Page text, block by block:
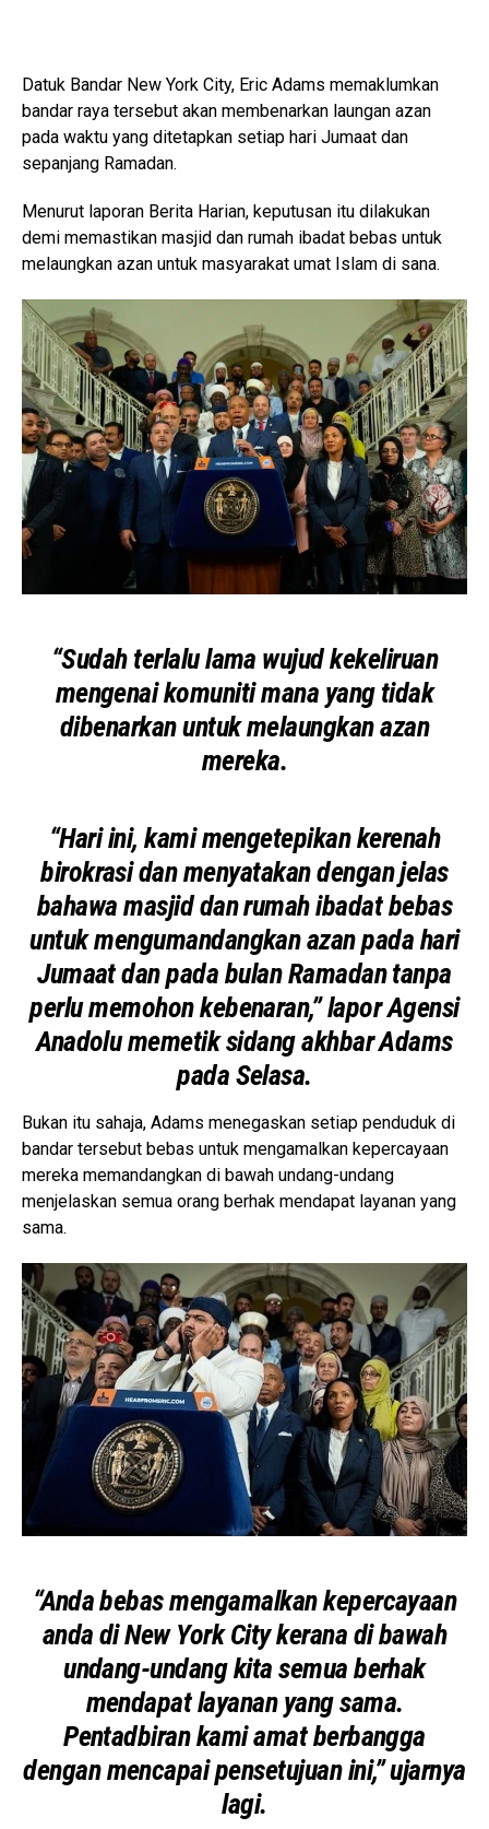
Datuk Bandar New York City, Eric Adams memaklumkan
bandar raya tersebut akan membenarkan laungan azan
pada waktu yang ditetapkan setiap hari Jumaat dan
sepanjang Ramadan.
Menurut laporan Berita Harian, keputusan itu dilakukan
demi memastikan masjid dan rumah ibadat bebas untuk
melaungkan azan untuk masyarakat umat Islam di sana.
“Sudah terlalu lama wujud kekeliruan
mengenai komuniti mana yang tidak
dibenarkan untuk melaungkan azan
mereka.
“Hari ini, kami mengetepikan kerenah
birokrasi dan menyatakan dengan jelas
bahawa masjid dan rumah ibadat bebas
untuk mengumandangkan azan pada hari
Jumaat dan pada bulan Ramadan tanpa
perlu memohon kebenaran,” lapor Agensi
Anadolu memetik sidang akhbar Adams
pada Selasa.
Bukan itu sahaja, Adams menegaskan setiap penduduk di
bandar tersebut bebas untuk mengamalkan kepercayaan
mereka memandangkan di bawah undang-undang
menjelaskan semua orang berhak mendapat layanan yang
sama.
“Anda bebas mengamalkan kepercayaan
anda di New York City kerana di bawah
undang-undang kita semua berhak
mendapat layanan yang sama.
Pentadbiran kami amat berbangga
dengan mencapai pensetujuan ini,” ujarnya
lagi.